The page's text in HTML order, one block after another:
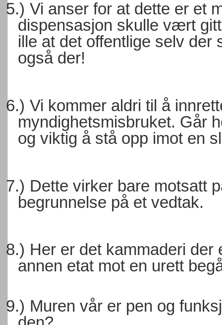
5.) Vi anser for at dette er et
dispensasjon skulle vært
ille at det offentlige selv
også der!
6.) Vi kommer aldri til å
myndighetsmisbruket. Går
og viktig å stå opp imot en
7.) Dette virker bare motsatt
begrunnelse på et vedtak.
8.) Her er det kammaderi der
annen etat mot en urett
9.) Muren vår er pen og